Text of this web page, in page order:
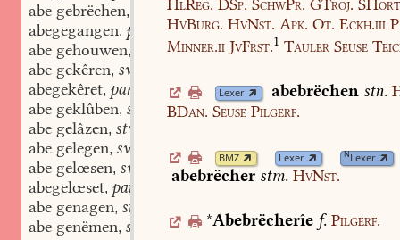
abe gebrëchen,
abegegangen, part.adj.
abe gehouwen,
abe gekêren, swv.
abegekêret, part.adj.
abe geklûben, swv.
abe gelâzen, stv.
abe gelegen, swv.
abe gelœsen, swv.
abegelœset, part.adj.
abe genagen, stv.
abe genëmen, stv.
HlReg. DSp. SchwPr. GTroj.
HvBurg. HvNst. Apk. Ot. Eckh.iii
Minner.ii JvFrst.1 Tauler Seuse
Lexer abebrëchen stn.
BDan. Seuse Pilgerf.
BMZ Lexer NLexer
abebrëcher stm. HvNst.
*Abebrëcherîe f. Pilgerf.